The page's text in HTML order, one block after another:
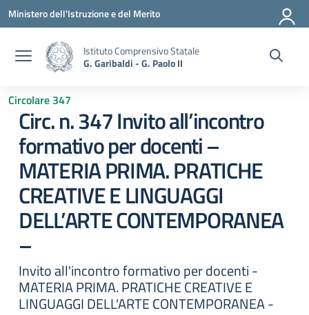
Vai ai contenuti
Vai al menu di navigazione
Vai al footer
Ministero dell'Istruzione e del Merito
Istituto Comprensivo Statale
G. Garibaldi - G. Paolo II
Circolare 347
Circ. n. 347 Invito all’incontro
formativo per docenti –
MATERIA PRIMA. PRATICHE
CREATIVE E LINGUAGGI
DELL’ARTE CONTEMPORANEA
–
Invito all'incontro formativo per docenti -
MATERIA PRIMA. PRATICHE CREATIVE E
LINGUAGGI DELL'ARTE CONTEMPORANEA -